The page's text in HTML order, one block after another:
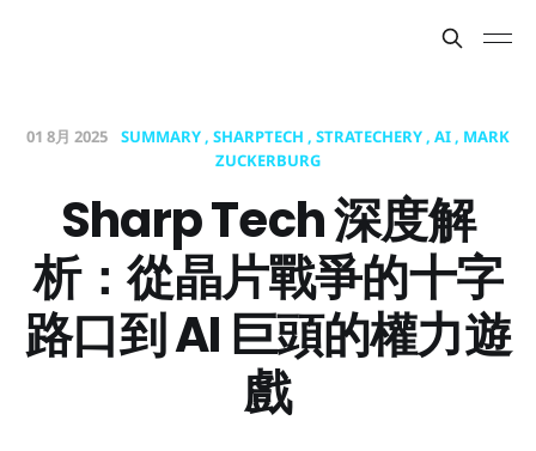
01 8月 2025 SUMMARY SHARPTECH STRATECHERY AI
MARK
ZUCKERBURG
Sharp Tech 深度解
析：從晶片戰爭的十字
路口到 AI 巨頭的權力遊
戲